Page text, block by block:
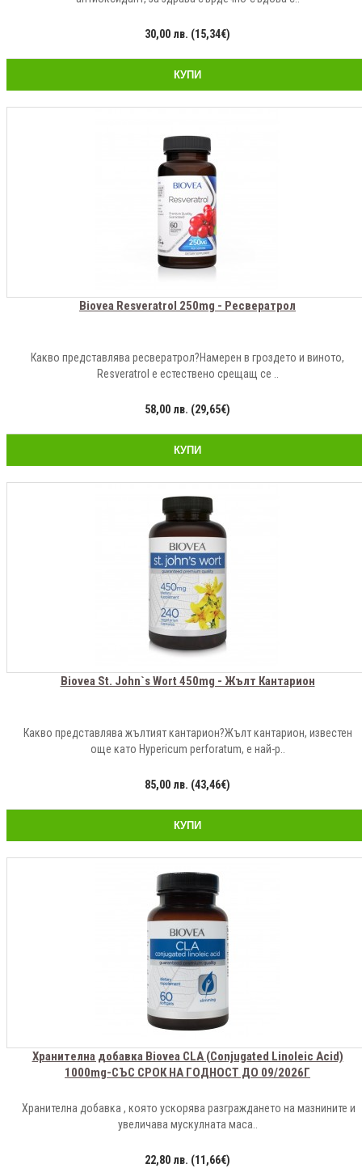
30,00 лв. (15,34€)
КУПИ
Biovea Resveratrol 250mg - Ресвератрол
Какво представлява ресвератрол?Намерен в гроздето и виното,
Resveratrol е естествено срещащ се ..
58,00 лв. (29,65€)
КУПИ
Biovea St. John`s Wort 450mg - Жълт Кантарион
Какво представлява жълтият кантарион?Жълт кантарион, известен
още като Hypericum perforatum, е най-р..
85,00 лв. (43,46€)
КУПИ
Хранителна добавка Biovea CLA (Conjugated Linoleic Acid)
1000mg-СЪС СРОК НА ГОДНОСТ ДО 09/2026Г
Хранителна добавка , която ускорява разграждането на мазнините и
увеличава мускулната маса..
22,80 лв. (11,66€)